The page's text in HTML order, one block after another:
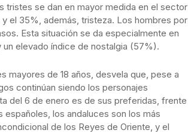
tristes se dan en mayor medida en el sector
el 35%, además, tristeza. Los hombres por
Esta situación se da especialmente en
elevado índice de nostalgia (57%).
mayores de 18 años, desvela que, pese a
continúan siendo los personajes
del 6 de enero es de sus preferidas, frente
los andaluces son los más
de los Reyes de Oriente, y el